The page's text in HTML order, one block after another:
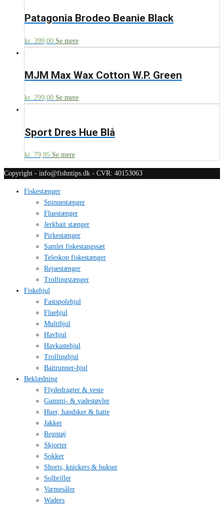
Patagonia Brodeo Beanie Black
kr. 399,00 Se mere
MJM Max Wax Cotton W.P. Green
kr. 299,00 Se mere
Sport Dres Hue Blå
kr. 79,95 Se mere
Copyright - info@fishntips.dk - CVR: 40153063
Fiskestænger
Spinnestænger
Fluestænger
Jerkbait stænger
Pirkestænger
Samlet fiskestangssæt
Teleskop fiskestænger
Rejsestænger
Trollingstænger
Fiskehjul
Fastspolehjul
Fluehjul
Multihjul
Havhjul
Havkastehjul
Trollinghjul
Baitrunner-hjul
Beklædning
Flydedragter & veste
Gummi- & vadestøvler
Huer, handsker & hatte
Jakker
Regntøj
Skjorter
Sokker
Shorts, knickers & bukser
Solbriller
Varmesåler
Waders